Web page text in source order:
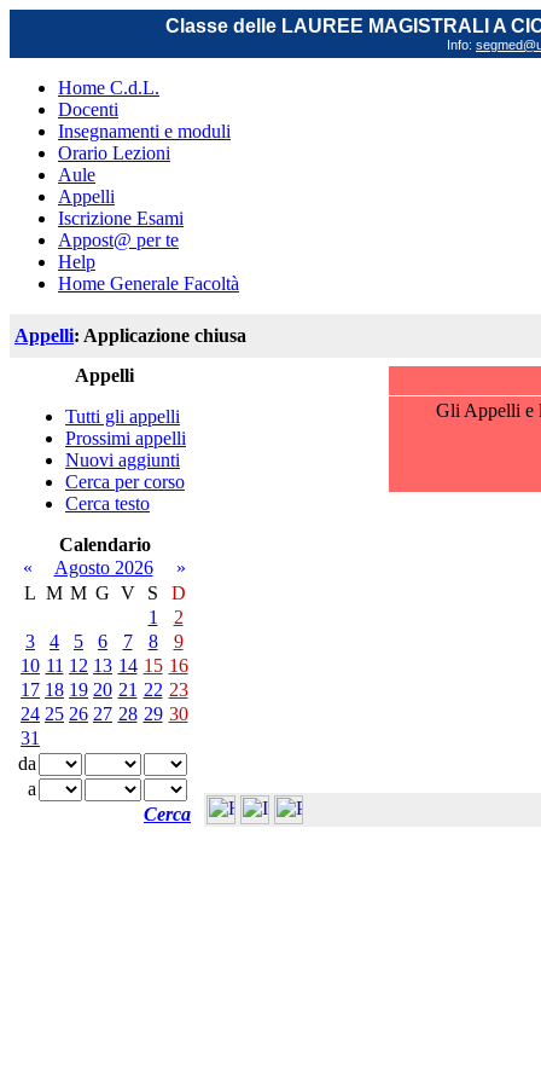
Classe delle LAUREE MAGISTRALI A
Info:
Home C.d.L.
Docenti
Insegnamenti e moduli
Orario Lezioni
Aule
Appelli
Iscrizione Esami
Appost@ per te
Help
Home Generale Facoltà
Appelli: Applicazione chiusa
Appelli
Tutti gli appelli
Prossimi appelli
Nuovi aggiunti
Cerca per corso
Cerca testo
Calendario
«
Agosto 2026
»
L M M G V S
D
1
2
3
4 5 6 7 8
9
10 11 12 13 14 15 16
17 18 19 20 21 22 23
24 25 26 27 28 29 30
31
da
a
Cerca
Gli Appelli e